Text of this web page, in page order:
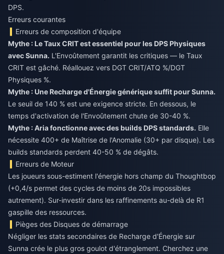
DPS.
Erreurs courantes
Erreurs de composition d'équipe
Mythe : Le Taux CRIT est essentiel pour les DPS Physiques
avec Sunna. L'Envoûtement garantit les critiques — le Taux
CRIT est gâché. Réallouez vers DGT CRIT/ATQ %/DGT
Physiques %.
Mythe : Une Recharge d'Énergie générique suffit pour Sunna.
Le seuil de 140 % est une exigence stricte. En dessous, le
temps d'activation de l'Envoûtement chute de 30-40 %.
Mythe : Aria fonctionne avec des builds DPS standards. Elle
nécessite 400+ de Maîtrise de l'Anomalie (30+ par disque). Les
builds standards perdent 40-50 % de dégâts.
Erreurs de Moteur
Les joueurs sous-estiment l'énergie hors champ du Thoughtbop
(+0,4/s permet des cycles de moins de 20s impossibles
autrement). Sur-investir dans les raffinements au-delà de R1
gaspille des ressources.
Pièges des Disques de démarrage
Négliger les stats secondaires de Recharge d'Énergie sur
Sunna crée le plus gros goulot d'étranglement. Cherchez une